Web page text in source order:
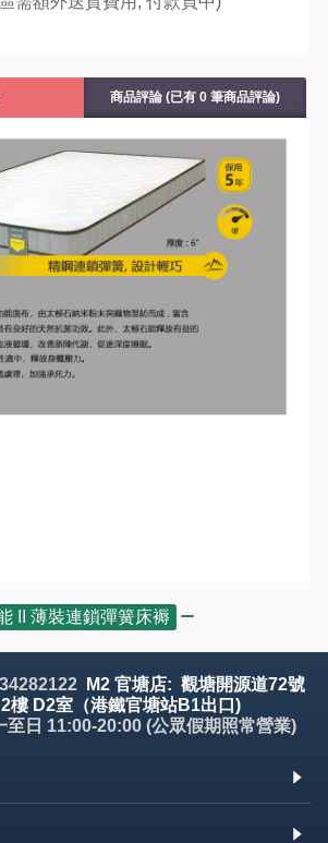
商品評論 (已有 0 筆商品評論)
II 薄裝連鎖彈簧床褥
M2 官塘店: 觀塘開源道72號
樓 D2室（港鐵官塘站B1出口)
至日 11:00-20:00 (公眾假期照常營業)